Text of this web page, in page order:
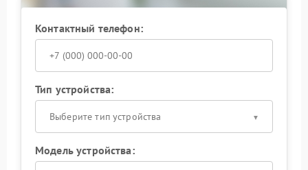
Контактный телефон:
Тип устройства:
Выберите тип устройства
Модель устройства: